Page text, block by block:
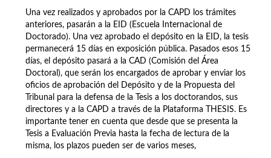
Una vez realizados y aprobados por la CAPD los trámites
anteriores, pasarán a la EID (Escuela Internacional de
Doctorado). Una vez aprobado el depósito en la EID, la tesis
permanecerá 15 días en exposición pública. Pasados esos 15
días, el depósito pasará a la CAD (Comisión del Área
Doctoral), que serán los encargados de aprobar y enviar los
oficios de aprobación del Depósito y de la Propuesta del
Tribunal para la defensa de la Tesis a los doctorandos, sus
directores y a la CAPD a través de la Plataforma THESIS. Es
importante tener en cuenta que desde que se presenta la
Tesis a Evaluación Previa hasta la fecha de lectura de la
misma, los plazos pueden ser de varios meses,